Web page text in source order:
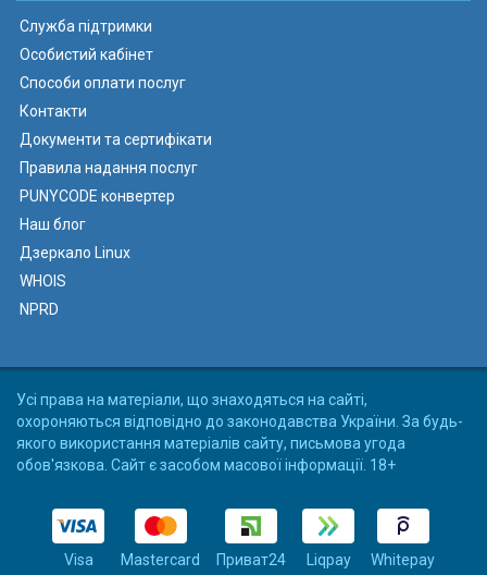
Служба підтримки
Особистий кабінет
Способи оплати послуг
Контакти
Документи та сертифікати
Правила надання послуг
PUNYCODE конвертер
Наш блог
Дзеркало Linux
WHOIS
NPRD
Усі права на матеріали, що знаходяться на сайті,
охороняються відповідно до законодавства України. За будь-
якого використання матеріалів сайту, письмова угода
обов'язкова. Сайт є засобом масової інформації. 18+
Visa Mastercard Приват24 Liqpay Whitepay